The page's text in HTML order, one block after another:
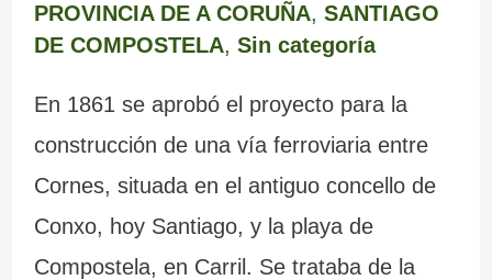
PROVINCIA DE A CORUÑA, SANTIAGO
DE COMPOSTELA, Sin categoría
En 1861 se aprobó el proyecto para la
construcción de una vía ferroviaria entre
Cornes, situada en el antiguo concello de
Conxo, hoy Santiago, y la playa de
Compostela, en Carril. Se trataba de la